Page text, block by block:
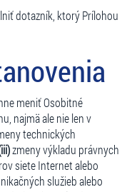
dotazník, ktorý Prílohou
meniť Osobitné
najmä ale nie len v
technických
zmeny výkladu právnych
siete Internet alebo
služieb alebo